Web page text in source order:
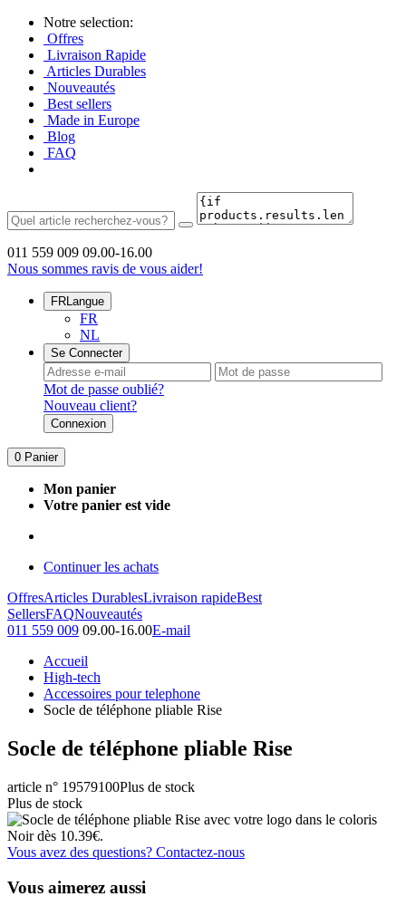
Notre selection:
Offres
Livraison Rapide
Articles Durables
Nouveautés
Best sellers
Made in Europe
Blog
FAQ
011 559 009 09.00-16.00
Nous sommes ravis de vous aider!
FRLangue
FR
NL
Se Connecter
Mot de passe oublié?
Nouveau client?
Connexion
0 Panier
Mon panier
Votre panier est vide
Continuer les achats
OffresArticles DurablesLivraison rapideBest
SellersFAQNouveautés
011 559 009 09.00-16.00E-mail
Accueil
High-tech
Accessoires pour telephone
Socle de téléphone pliable Rise
Socle de téléphone pliable Rise
article n° 19579100Plus de stock
Plus de stock
Vous avez des questions? Contactez-nous
Vous aimerez aussi